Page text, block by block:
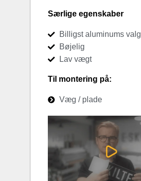
Særlige egenskaber
Billigst aluminums valg
Bøjelig
Lav vægt
Til montering på:
Væg / plade